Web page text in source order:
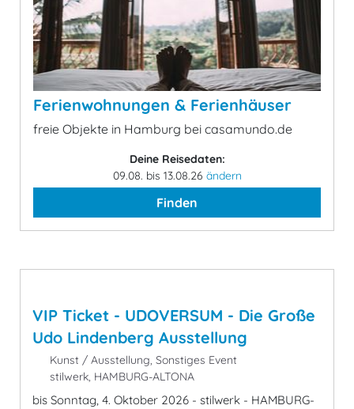
Ferienwohnungen & Ferienhäuser
freie Objekte in Hamburg bei casamundo.de
Deine Reisedaten:
09.08. bis 13.08.26 ändern
Finden
VIP Ticket - UDOVERSUM - Die Große
Udo Lindenberg Ausstellung
Kunst / Ausstellung, Sonstiges Event
stilwerk, HAMBURG-ALTONA
bis Sonntag, 4. Oktober 2026 - stilwerk - HAMBURG-